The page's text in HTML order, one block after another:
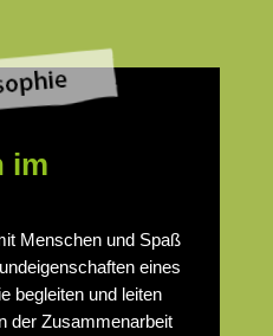
im
Menschen und Spaß
eines
begleiten und leiten
der Zusammenarbeit